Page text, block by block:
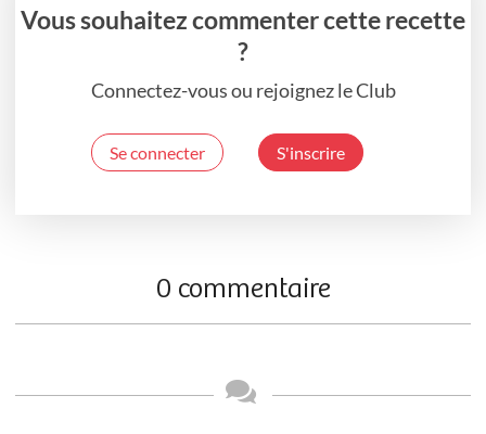
Vous souhaitez commenter cette recette
?
Connectez-vous ou rejoignez le Club
Se connecter S'inscrire
0 commentaire